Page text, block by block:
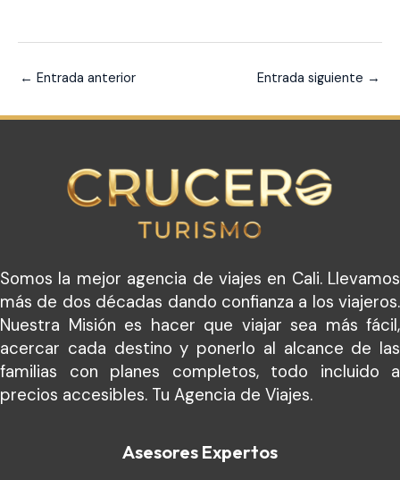
← Entrada anterior Entrada siguiente →
Somos la mejor agencia de viajes en Cali. Llevamos
más de dos décadas dando confianza a los viajeros.
Nuestra Misión es hacer que viajar sea más fácil,
acercar cada destino y ponerlo al alcance de las
familias con planes completos, todo incluido a
precios accesibles. Tu Agencia de Viajes.
Asesores Expertos